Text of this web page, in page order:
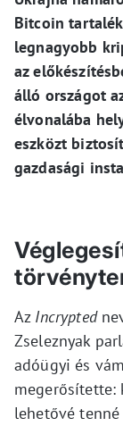
Bitcoin
legnagyobb
az
álló országot
élvonalába
eszközt
gazdasági
Az Incrypted
Zseleznyak
adóügyi és
megerősítette:
lehetővé